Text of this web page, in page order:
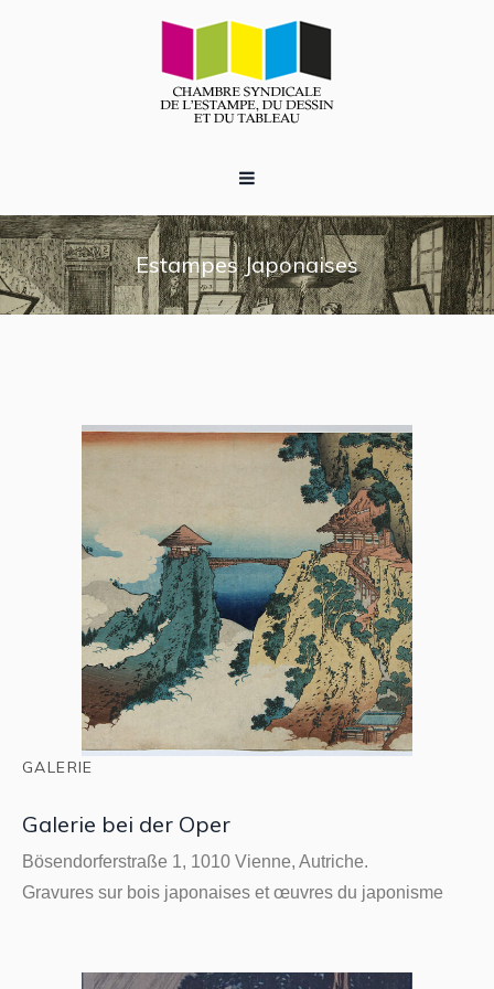
Estampes Japonaises
GALERIE
Galerie bei der Oper
Bösendorferstraße 1, 1010 Vienne, Autriche.
Gravures sur bois japonaises et œuvres du japonisme